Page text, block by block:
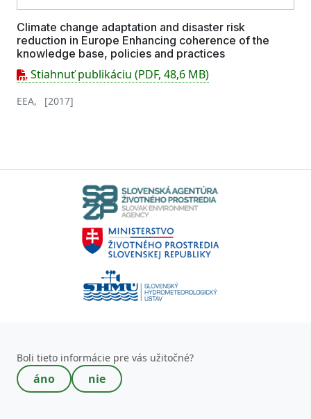
Climate change adaptation and disaster risk
reduction in Europe Enhancing coherence of the
knowledge base, policies and practices
Stiahnuť publikáciu (PDF, 48,6 MB)
EEA, [2017]
Boli tieto informácie pre vás užitočné?
áno nie
Toto pole nevypĺňajte!